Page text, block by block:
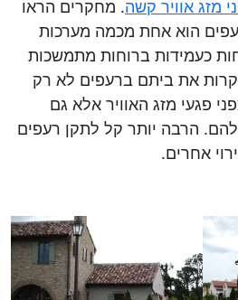
מזג אוויר קשה. מחקרים הראו
הוא אחת מכמה מערכות
כעמידות ברוחות מתמשכות
את ביתם ברעפים לא רק
פגעי מזג האוויר אלא גם
הרבה יותר קל לתקן רעפים
אחרים.